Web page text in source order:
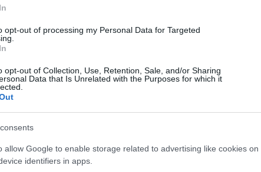
opt-out of processing my Personal Data for Targeted
opt-out of Collection, Use, Retention, Sale, and/or Sharing
Data that Is Unrelated with the Purposes for which it
allow Google to enable storage related to advertising like cookies on
identifiers in apps.
amik relevánsak az állás
Stand? Wie bilden Sie sich fort?
maradjon? Hogyan képzi magát tovább?